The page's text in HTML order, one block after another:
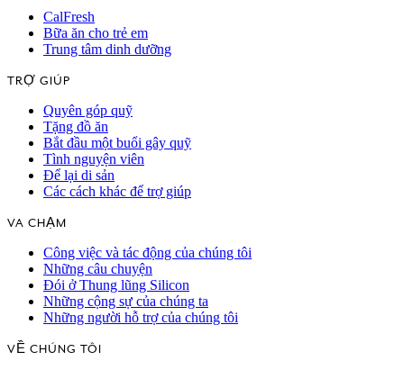
CalFresh
Bữa ăn cho trẻ em
Trung tâm dinh dưỡng
TRỢ GIÚP
Quyên góp quỹ
Tặng đồ ăn
Bắt đầu một buổi gây quỹ
Tình nguyện viên
Để lại di sản
Các cách khác để trợ giúp
VA CHẠM
Công việc và tác động của chúng tôi
Những câu chuyện
Đói ở Thung lũng Silicon
Những cộng sự của chúng ta
Những người hỗ trợ của chúng tôi
VỀ CHÚNG TÔI